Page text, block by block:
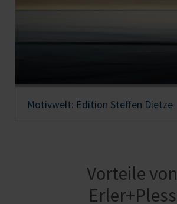
Motivwelt: Edition Steffen Dietze
Vorteile von
Erler+Pless